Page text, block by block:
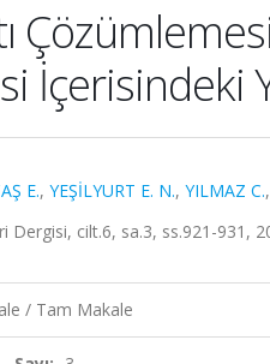
İçerisindeki
E., YEŞİLYURT E. N., YILMAZ C.,
Dergisi, cilt.6, sa.3, ss.921-931,
/ Tam Makale